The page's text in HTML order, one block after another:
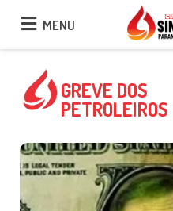
MENU
MENU
GREVE DOS
PETROLEIROS